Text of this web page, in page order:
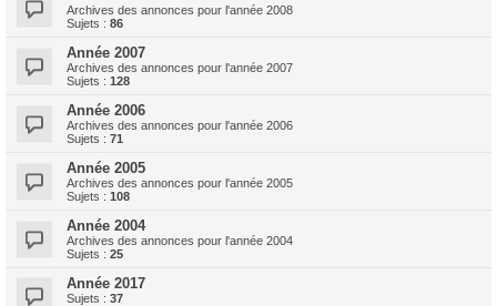
Archives des annonces pour l'année 2008
Sujets : 86
Année 2007
Archives des annonces pour l'année 2007
Sujets : 128
Année 2006
Archives des annonces pour l'année 2006
Sujets : 71
Année 2005
Archives des annonces pour l'année 2005
Sujets : 108
Année 2004
Archives des annonces pour l'année 2004
Sujets : 25
Année 2017
Sujets : 37